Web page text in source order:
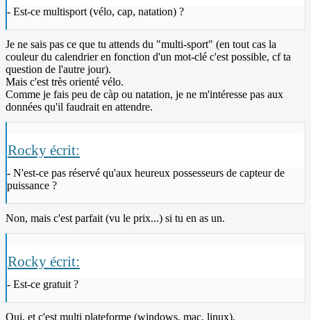
- Est-ce multisport (vélo, cap, natation) ?
Je ne sais pas ce que tu attends du "multi-sport" (en tout cas la
couleur du calendrier en fonction d'un mot-clé c'est possible, cf ta
question de l'autre jour).
Mais c'est très orienté vélo.
Comme je fais peu de càp ou natation, je ne m'intéresse pas aux
données qu'il faudrait en attendre.
Rocky écrit:
- N'est-ce pas réservé qu'aux heureux possesseurs de capteur de
puissance ?
Non, mais c'est parfait (vu le prix...) si tu en as un.
Rocky écrit:
- Est-ce gratuit ?
Oui, et c'est multi plateforme (windows, mac, linux).